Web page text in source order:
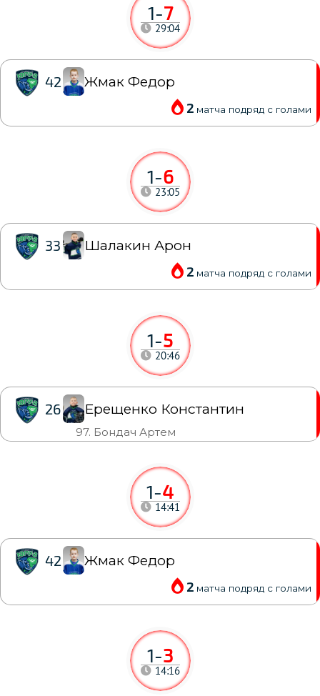
1-3
14:16
1-4
14:41
42 Жмак Федор
2 матча подряд с голами
1-5
20:46
26 Ерещенко Константин
97. Бондач Артем
1-6
23:05
33 Шалакин Арон
2 матча подряд с голами
1-7
29:04
42 Жмак Федор
2 матча подряд с голами